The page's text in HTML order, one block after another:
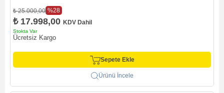
₺ 17.998,00 KDV Dahil
₺ 25.000,00 %28
Stokta Var
Ücretsiz Kargo
Sepete Ekle
Ürünü İncele